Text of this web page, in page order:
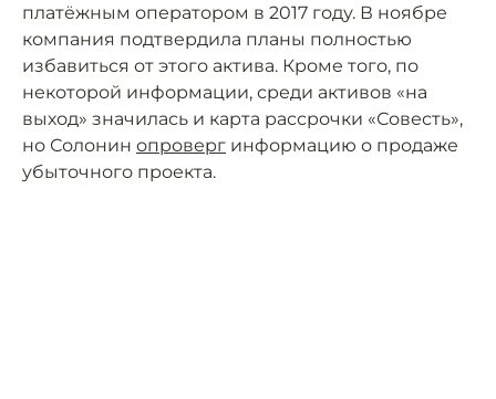
платёжным оператором в 2017 году. В ноябре
компания подтвердила планы полностью
избавиться от этого актива. Кроме того, по
некоторой информации, среди активов «на
выход» значилась и карта рассрочки «Совесть»,
но Солонин опроверг информацию о продаже
убыточного проекта.